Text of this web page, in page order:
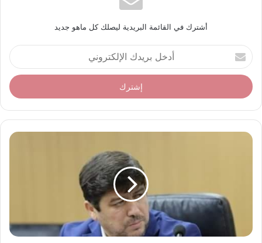
أشترك في القائمة البريدية ليصلك كل ماهو جديد
أ
د
خ
ل
ر
د
ر